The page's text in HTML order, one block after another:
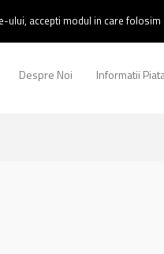
Despre Noi Informatii
accepti modul in care